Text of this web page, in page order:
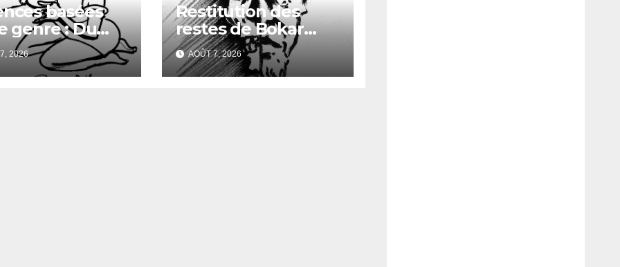
basées
genre : Du
sexuel
2026
Restitution des
restes de Bokar
Biro : entre
mémoire familiale
et regard
AOÛT 7, 2026